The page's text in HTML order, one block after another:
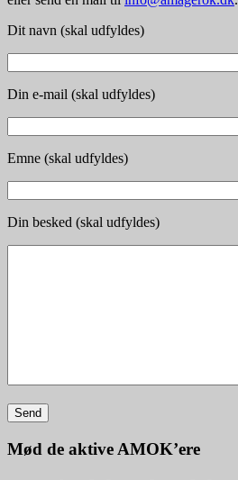
Dit navn (skal udfyldes)
Din e-mail (skal udfyldes)
Emne (skal udfyldes)
Din besked (skal udfyldes)
Mød de aktive AMOK’ere